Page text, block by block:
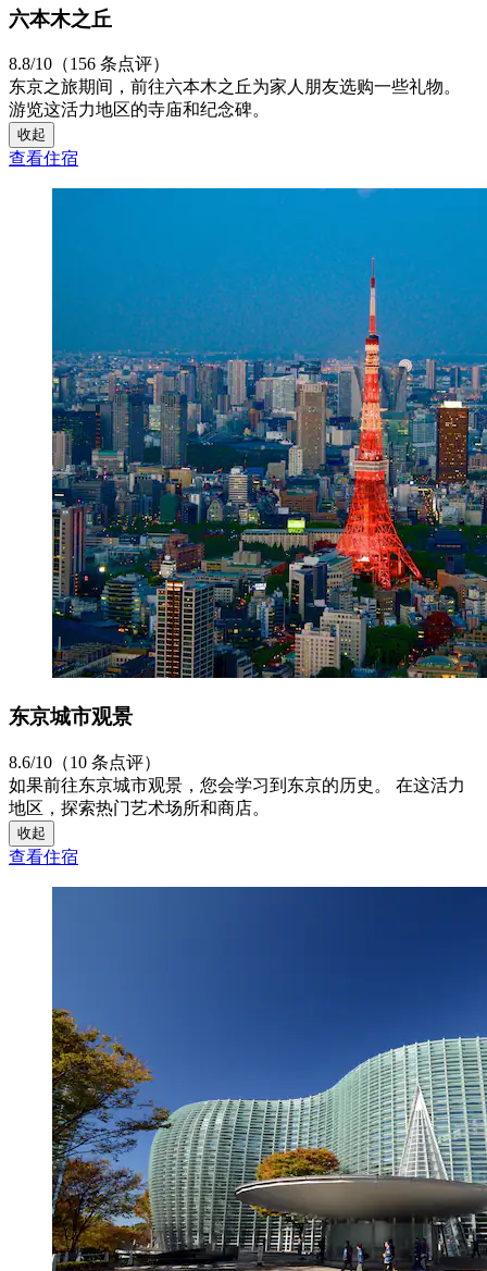
六本木之丘
8.8/10（156 条点评）
东京之旅期间，前往六本木之丘为家人朋友选购一些礼物。
游览这活力地区的寺庙和纪念碑。
收起
查看住宿
东京城市观景
8.6/10（10 条点评）
如果前往东京城市观景，您会学习到东京的历史。 在这活力
地区，探索热门艺术场所和商店。
收起
查看住宿